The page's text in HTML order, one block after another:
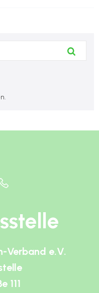
Verband e.V.
111